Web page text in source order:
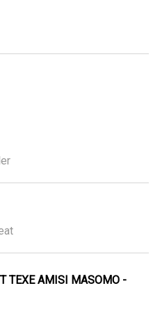
TEXE AMISI MASOMO -